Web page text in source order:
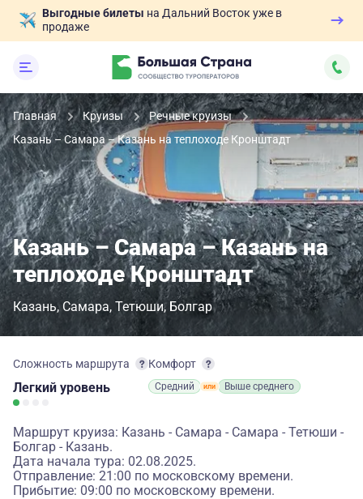
Выгодные билеты на Дальний Восток уже в
продаже
Главная Круизы
Речные круизы
Казань – Самара – Казань на теплоходе Кронштадт
Казань – Самара – Казань на
теплоходе Кронштадт
Казань Самара Тетюши Болгар
Сложность маршрута
Легкий уровень
Комфорт
Средний Выше среднего
Маршрут круиза: Казань - Самара - Самара - Тетюши -
Болгар - Казань.
Дата начала тура: 02.08.2025.
Отправление: 21:00 по московскому времени.
Прибытие: 09:00 по московскому времени.